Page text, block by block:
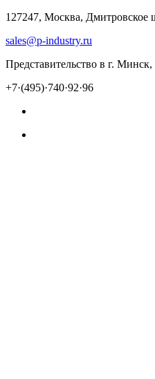
127247, Москва, Дмитровское
sales@p-industry.ru
Представительство в г. Минск,
+7·(495)·740·92·96